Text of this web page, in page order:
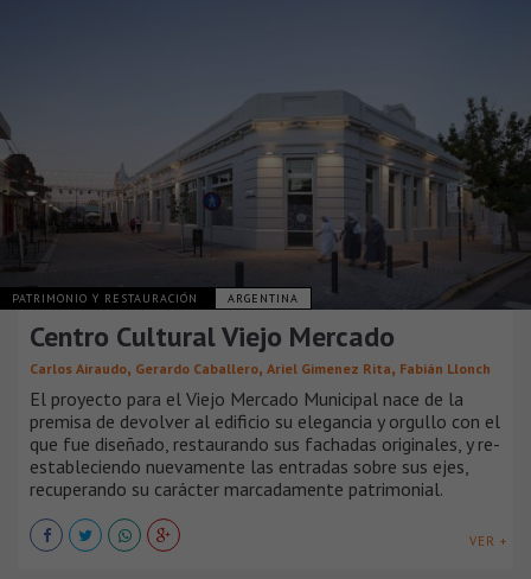
PATRIMONIO Y RESTAURACIÓN ARGENTINA
Centro Cultural Viejo Mercado
Carlos Airaudo, Gerardo Caballero, Ariel Gimenez Rita, Fabián Llonch
El proyecto para el Viejo Mercado Municipal nace de la
premisa de devolver al edificio su elegancia y orgullo con el
que fue diseñado, restaurando sus fachadas originales, y re-
estableciendo nuevamente las entradas sobre sus ejes,
recuperando su carácter marcadamente patrimonial.
VER +